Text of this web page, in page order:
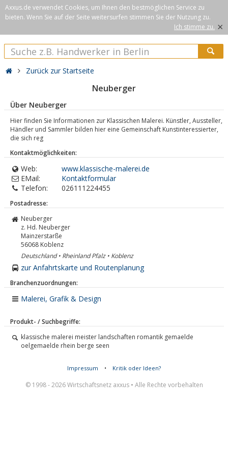
Axxus.de verwendet Cookies, um Ihnen den bestmöglichen Service zu
bieten. Wenn Sie auf der Seite weitersurfen stimmen Sie der Nutzung zu.
Ich stimme zu. ×
Zurück zur Startseite
Neuberger
Über Neuberger
Hier finden Sie Informationen zur Klassischen Malerei. Künstler, Aussteller,
Händler und Sammler bilden hier eine Gemeinschaft Kunstinteressierter,
die sich reg
Kontaktmöglichkeiten:
Web:
www.klassische-malerei.de
EMail:
Kontaktformular
Telefon:
026111224455
Postadresse:
Neuberger
z. Hd. Neuberger
Mainzerstarße
56068 Koblenz
Deutschland • Rheinland Pfalz • Koblenz
zur Anfahrtskarte und Routenplanung
Branchenzuordnungen:
Malerei, Grafik & Design
Produkt- / Suchbegriffe:
klassische malerei meister landschaften romantik gemaelde
oelgemaelde rhein berge seen
Impressum • Kritik oder Ideen?
© 1998 - 2026 Wirtschaftsnetz axxus • Alle Rechte vorbehalten